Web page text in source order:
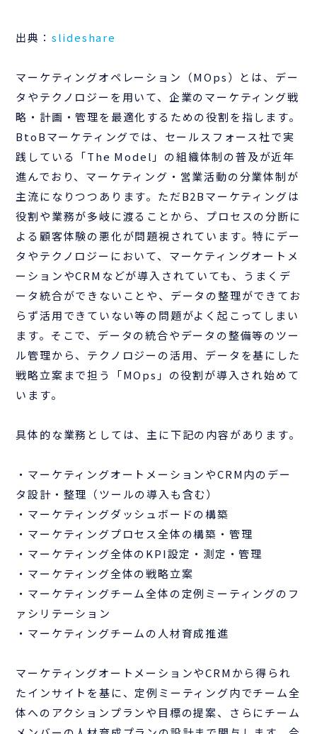
出典： slideshare
マーケティングオペレーション（MOps）とは、デー
タやテクノロジーを用いて、企業のマーケティング戦
略・計画・管理を最適化するための役割を指します。
BtoBマーケティングでは、セールスフォース社で実
践している「The Model」の組織体制の普及が近年
進んでおり、マーケティング・営業活動の分業体制が
主流になりつつあります。ただB2Bマーケティングは
役割や業務が多岐に渡ることから、プロセスの分断に
よる顧客体験の悪化が問題視されています。特にデー
タやテクノロジーにおいて、マーケティングオートメ
ーションやCRMなどが導入されていても、うまくデ
ータ統合ができないことや、データの整理ができてお
らず活用できていない等の問題がよく起こってしまい
ます。そこで、データの統合やデータの整備等のツー
ル管理から、テクノロジーの活用、データを基にした
戦略立案まで担う「MOps」の役割が導入され始めて
います。
具体的な業務としては、主に下記の内容があります。
・マーケティングオートメーションやCRM内のデー
タ設計・整理（ツールの導入も含む）
・マーケティングダッシュボードの構築
・マーケティングプロセス全体の構築・管理
・マーケティング全体のKPI設定・測定・管理
・マーケティング全体の戦略立案
・マーケティングチーム全体の定例ミーティングのフ
ァシリテーション
・マーケティングチームの人材育成推進
マーケティングオートメーションやCRMから得られ
たインサイトを基に、定例ミーティング内でチーム全
体へのアクションプランや目標の提案、さらにチーム